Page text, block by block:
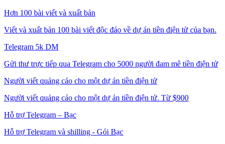
Hơn 100 bài viết và xuất bản
Viết và xuất bản 100 bài viết độc đáo về dự án tiền điện tử của bạn.
Telegram 5k DM
Gửi thư trực tiếp qua Telegram cho 5000 người đam mê tiền điện tử
Người viết quảng cáo cho một dự án tiền điện tử
Người viết quảng cáo cho một dự án tiền điện tử. Từ $900
Hỗ trợ Telegram – Bạc
Hỗ trợ Telegram và shilling - Gói Bạc